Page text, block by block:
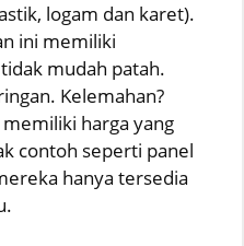
logam dan karet).
ini memiliki
mudah patah.
Kelemahan?
harga yang
contoh seperti panel
hanya tersedia